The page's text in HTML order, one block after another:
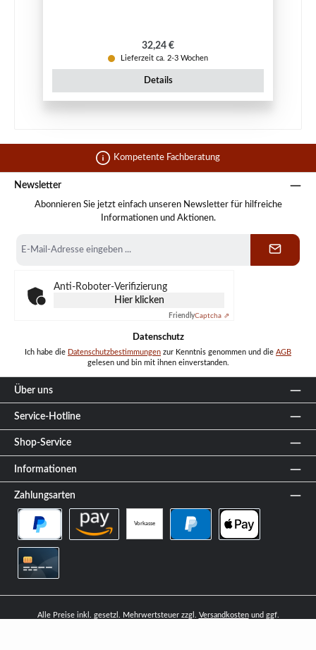
Regulärer Preis:
32,24 €
Lieferzeit ca. 2-3 Wochen
Details
Kompetente Fachberatung
Newsletter
Abonnieren Sie jetzt einfach unseren Newsletter für hilfreiche
Informationen und Aktionen.
Mail-
Anti-Roboter-Verifizierung
Hier klicken
FriendlyCaptcha ⇗
Datenschutz
Ich habe die Datenschutzbestimmungen zur Kenntnis genommen und die AGB
gelesen und bin mit ihnen einverstanden.
Über uns
Service-Hotline
Shop-Service
Informationen
Zahlungsarten
Vorkasse
PayPal Später Bezahlen
Alle Preise inkl. gesetzl. Mehrwertsteuer zzgl. Versandkostenund ggf.